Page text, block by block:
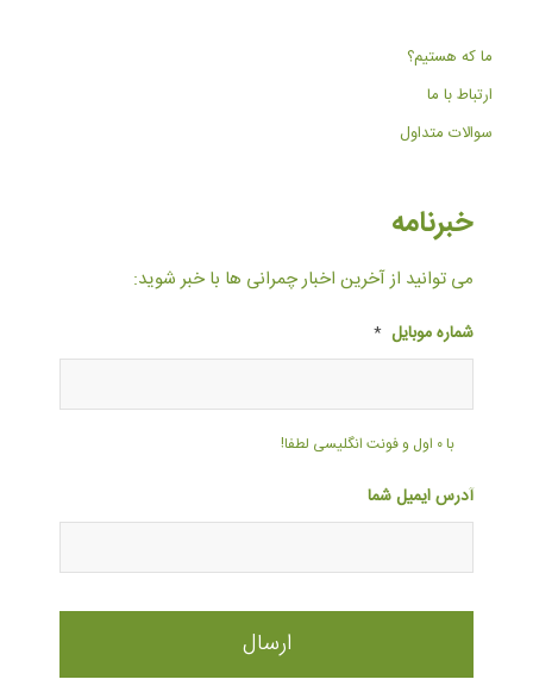
ما که هستیم؟
ارتباط با ما
سوالات متداول
خبرنامه
می توانید از آخرین اخبار چمرانی ها با خبر شوید:
شماره موبایل *
با ۰ اول و فونت انگلیسی لطفا!
آدرس ایمیل شما